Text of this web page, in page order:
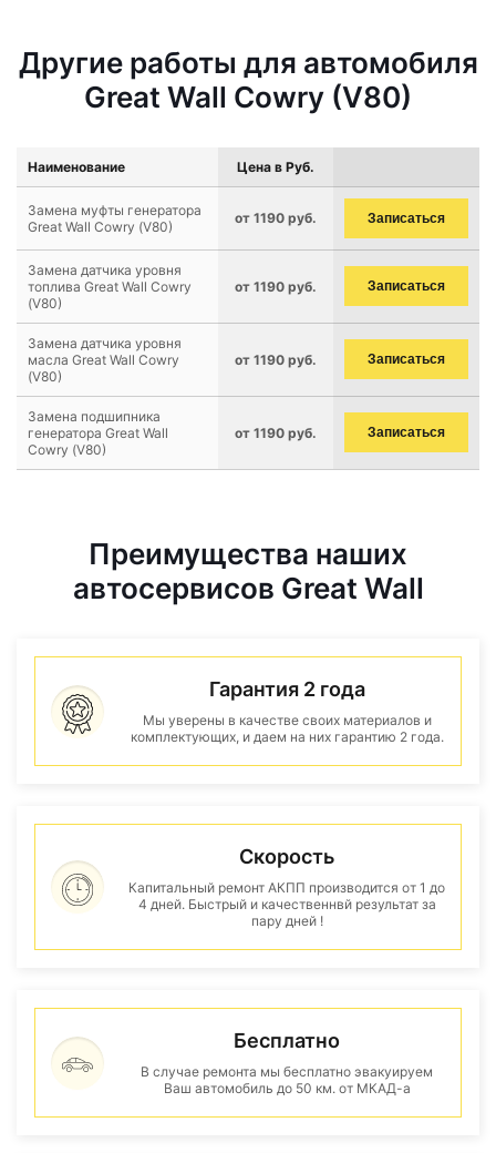
Другие работы для автомобиля
Great Wall Cowry (V80)
Наименование Цена в Руб.
Замена муфты генератора
Great Wall Cowry (V80)
от 1190 руб. Записаться
Замена датчика уровня
топлива Great Wall Cowry
(V80)
от 1190 руб. Записаться
Замена датчика уровня
масла Great Wall Cowry
(V80)
от 1190 руб. Записаться
Замена подшипника
генератора Great Wall
Cowry (V80)
от 1190 руб. Записаться
Преимущества наших
автосервисов Great Wall
Гарантия 2 года
Мы уверены в качестве своих материалов и
комплектующих, и даем на них гарантию 2 года.
Скорость
Капитальный ремонт АКПП производится от 1 до
4 дней. Быстрый и качественнвй результат за
пару дней !
Бесплатно
В случае ремонта мы бесплатно эвакуируем
Ваш автомобиль до 50 км. от МКАД-а